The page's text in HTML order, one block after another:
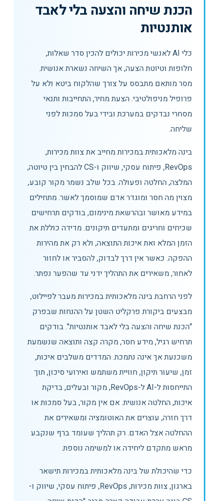
הכנת שיחה והצעה בלי לאבד
אותנטיות
כלי AI לאנשי מכירות יכולים להכין סדר שאלות,
חלופות וטיוטת הצעה, אך השיחה נשארת אנושית.
מסר מותאם מתבסס על צורך שהלקוח ביטא ולא על
פרופיל מניפולטיבי. הצעת מחיר, התחייבות ותנאי
מסחרי נבדקים במערכת ובידי בעל סמכות לפני
שליחה.
בינה מלאכותית במכירות מחייב את צוות מכירות,
RevOps, פיתוח עסקי, שיווק ו-CS להבחין בין טיוטה,
המלצה, החלטה ופעולה. בכל שלב נשמר מקור קובע,
מצוין מה חסר ומוגדר אדם שמוסמך לאשר. מתחילים
במידע מאושר ובהרשאת מינימום, בודקים תרחישים
שכיחים וחריגים ומתעדים תיקונים. מדידה כוללת את
הזמן המלא ואת איכות התוצאה, ולא רק את מהירות
ההפקה. כאשר אין דרך לבדוק, להסביר או לחזור
לאחור, משאירים את התהליך ידני עד שהפער נפתר.
לפני הרחבת בינה מלאכותית במכירות מעבר לפיילוט,
מבצעים ביקורת פרקליט השטן על ההנחות שבפרק
"הכנת שיחה והצעה בלי לאבד אותנטיות". בודקים
תרחיש רגיל, מידע חסר, מקרה קצה ותוצאה שנשמעת
משכנעת אך אינה נתמכת. המדדים משלבים איכות,
זמן, שיעור תיקון, חוויית משתמש ואירועי סיכון, תוך
התייחסות ל-AI ל-RevOps, מקור ובעלים, בדיקת
איכות, החלטה אנושית. אם אין מקור, בעל סמכות או
דרך חזרה, עוצרים את האוטומציה ומשאירים את
ההחלטה אצל האדם. רק תהליך שעומד ברף שנקבע
מראש מתקדם ליחידה או למשימה נוספת.
כדי שהיכולת של בינה מלאכותית במכירות תישאר
בארגון, צוות מכירות, RevOps, פיתוח עסקי, שיווק ו-